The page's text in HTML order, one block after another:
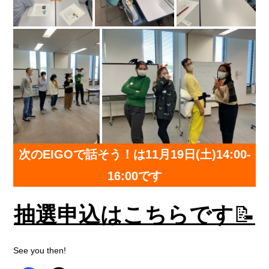
次のEIGOで話そう！は11月19日(土)14:00-
16:00です
抽選申込はこちらです📝
See you then!